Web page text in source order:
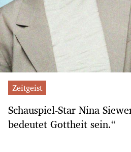
Zeitgeist
Schauspiel-Star Nina
bedeutet Gottheit sein.“